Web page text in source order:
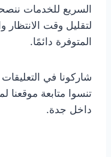
السريع للخدمات
لتقليل وقت
المتوفرة دائمًا.
شاركونا في
تنسوا متابعة موقعنا
داخل جدة.